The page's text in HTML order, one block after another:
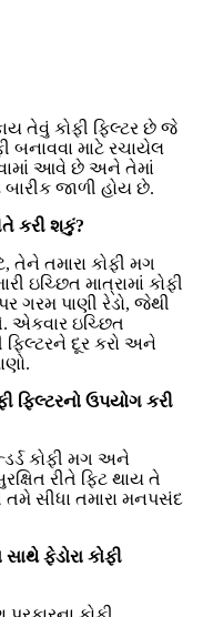
તેવું કોફી ફિલ્ટર છે જે
બનાવવા માટે રચાયેલ
આવે છે અને તેમાં
બારીક જાળી હોય છે.
કરી શકું?
તેને તમારા કોફી મગ
ઇચ્છિત માત્રામાં કોફી
ગરમ પાણી રેડો, જેથી
એકવાર ઇચ્છિત
ફિલ્ટરને દૂર કરો અને
ફિલ્ટરનો ઉપયોગ કરી
કોફી મગ અને
રીતે ફિટ થાય તે
સીધા તમારા મનપસંદ
ફેડોરા કોફી